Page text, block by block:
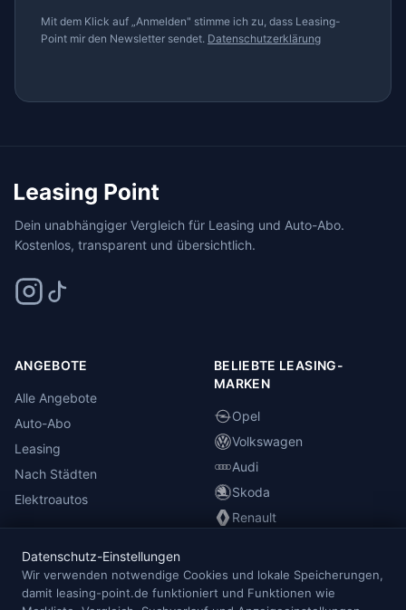
Mit dem Klick auf „Anmelden" stimme ich zu, dass Leasing-
Point mir den Newsletter sendet. Datenschutzerklärung
Dein unabhängiger Vergleich für Leasing und Auto-Abo.
Kostenlos, transparent und übersichtlich.
ANGEBOTE
Alle Angebote
Auto-Abo
Leasing
Nach Städten
Elektroautos
BELIEBTE LEASING-
MARKEN
Opel
Volkswagen
Audi
Skoda
Renault
INFORMATIONEN
Anbieterübersicht
Datenschutz-Einstellungen
Wir verwenden notwendige Cookies und lokale Speicherungen,
damit leasing-point.de funktioniert und Funktionen wie